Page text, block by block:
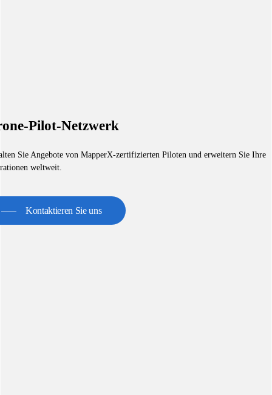
Pilot-Netzwerk
Sie Angebote von MapperX-zertifizierten Piloten und erweitern Sie Ihre
weltweit.
Kontaktieren Sie uns